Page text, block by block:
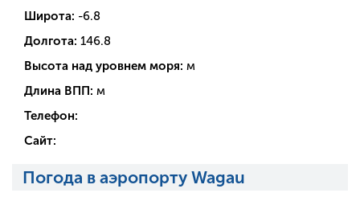
Широта: -6.8
Долгота: 146.8
Высота над уровнем моря: м
Длина ВПП: м
Телефон:
Сайт:
Погода в аэропорту Wagau